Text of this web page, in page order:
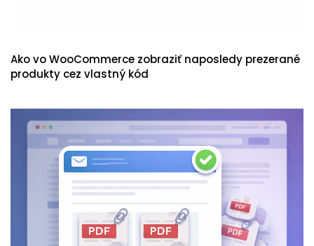
Ako vo WooCommerce zobraziť naposledy prezerané
produkty cez vlastný kód